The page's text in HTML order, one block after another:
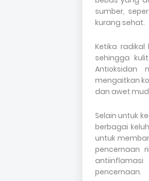
sumber,
kurang sehat.
Ketika
sehingga
Antioksidan
mengaitkan
dan awet
Selain untuk
berbagai
untuk
pencernaan
pencernaan.